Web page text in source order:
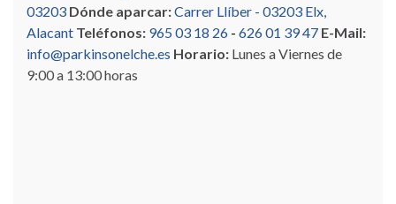
03203 Dónde aparcar:Carrer Llíber - 03203 Elx,
Alacant Teléfonos: 965 03 18 26 - 626 01 39 47 E-Mail:
info@parkinsonelche.es Horario: Lunes a Viernes de
9:00 a 13:00 horas